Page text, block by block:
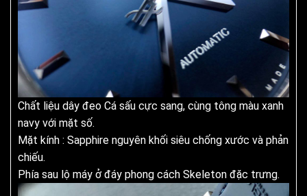
Chất liệu dây đeo Cá sấu cực sang, cùng tông màu xanh
navy với mặt số.
Mặt kính : Sapphire nguyên khối siêu chống xước và phản
chiếu.
Phía sau lộ máy ở đáy phong cách Skeleton đặc trưng.